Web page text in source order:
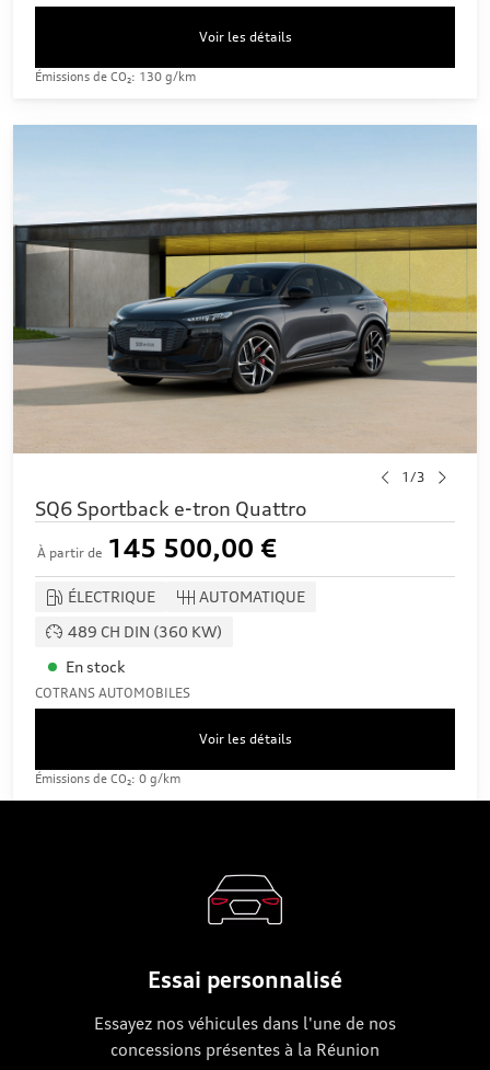
Voir les détails
Émissions de CO₂: 130 g/km
1/3
SQ6 Sportback e-tron Quattro
À partir de 145 500,00 €
ÉLECTRIQUE
AUTOMATIQUE
489 CH DIN (360 KW)
En stock
COTRANS AUTOMOBILES
Voir les détails
Émissions de CO₂: 0 g/km
Essai personnalisé
Essayez nos véhicules dans l'une de nos
concessions présentes à la Réunion